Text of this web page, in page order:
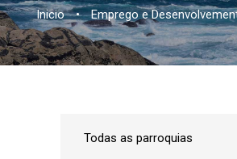
Inicio • Emprego e